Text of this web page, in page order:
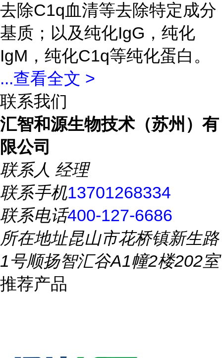
去除C1q血清等去除特定成分
基质；以及纯化IgG，纯化
IgM，纯化C1q等纯化蛋白。
...查看全文 >
联系我们
汇智和源生物技术（苏州）有
限公司
联系人 经理
联系手机13701268334
联系电话400-127-6686
所在地址昆山市花桥镇新生路
1号顺扬智汇谷A1幢2楼202室
推荐产品